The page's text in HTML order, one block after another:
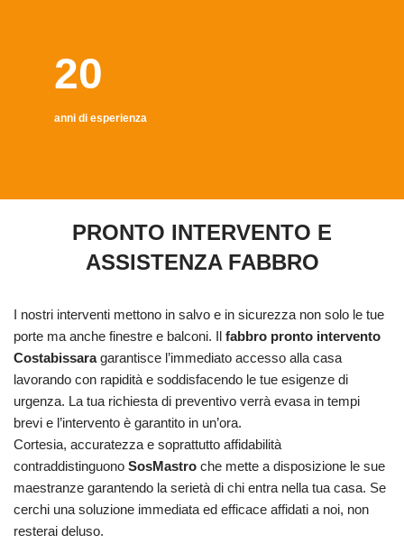
20
anni di esperienza
PRONTO INTERVENTO E
ASSISTENZA FABBRO
I nostri interventi mettono in salvo e in sicurezza non solo le tue
porte ma anche finestre e balconi. Il fabbro pronto intervento
Costabissaragarantisce l’immediato accesso alla casa
lavorando con rapidità e soddisfacendo le tue esigenze di
urgenza. La tua richiesta di preventivo verrà evasa in tempi
brevi e l’intervento è garantito in un’ora.
Cortesia, accuratezza e soprattutto affidabilità
contraddistinguono SosMastro che mette a disposizione le sue
maestranze garantendo la serietà di chi entra nella tua casa. Se
cerchi una soluzione immediata ed efficace affidati a noi, non
resterai deluso.